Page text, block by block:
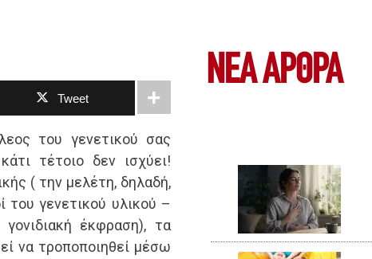
Tweet
του γενετικού σας
τέτοιο δεν ισχύει!
( την μελέτη, δηλαδή,
γενετικού υλικού –
έκφραση), τα
να τροποποιηθεί μέσω
ΝΕΑ ΆΡΘΡΑ